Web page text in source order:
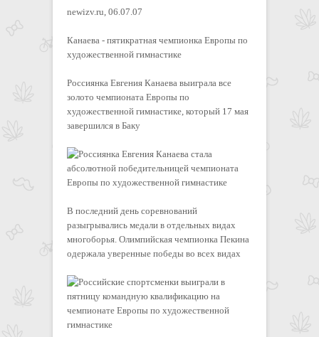
newizv.ru, 06.07.07
Канаева - пятикратная чемпионка Европы по
художественной гимнастике
Россиянка Евгения Канаева выиграла все
золото чемпионата Европы по
художественной гимнастике, который 17 мая
завершился в Баку
В последний день соревнований
разыгрывались медали в отдельных видах
многоборья. Олимпийская чемпионка Пекина
одержала уверенные победы во всех видах